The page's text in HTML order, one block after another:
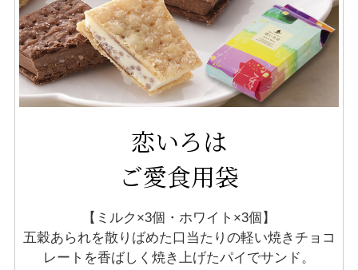
恋いろは
ご愛食用袋
【ミルク×3個・ホワイト×3個】
五穀あられを散りばめた口当たりの軽い焼きチョコ
レートを香ばしく焼き上げたパイでサンド。